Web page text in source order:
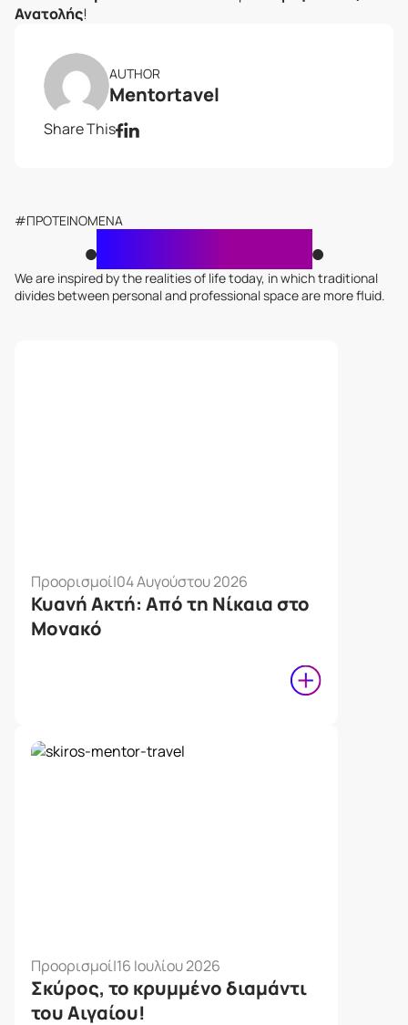
Ανατολής!
AUTHOR
Mentortavel
Share This
#ΠΡΟΤΕΙΝΟΜΕΝΑ
Σχετικά Άρθρα
We are inspired by the realities of life today, in which traditional
divides between personal and professional space are more fluid.
Προορισμοί|04 Αυγούστου 2026
Κυανή Ακτή: Από τη Νίκαια στο
Μονακό
Προορισμοί|16 Ιουλίου 2026
Σκύρος, το κρυμμένο διαμάντι
του Αιγαίου!